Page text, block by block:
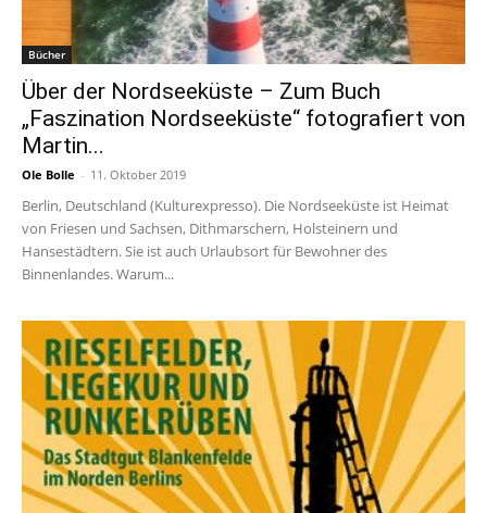
Bücher
Über der Nordseeküste – Zum Buch
„Faszination Nordseeküste“ fotografiert von
Martin...
Ole Bolle - 11. Oktober 2019
Berlin, Deutschland (Kulturexpresso). Die Nordseeküste ist Heimat
von Friesen und Sachsen, Dithmarschern, Holsteinern und
Hansestädtern. Sie ist auch Urlaubsort für Bewohner des
Binnenlandes. Warum...